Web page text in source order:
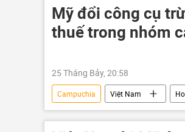
Philippines
Bộ Ngoại giao Việt Nam
Mỹ đổi công cụ
thuế trong nhóm
25 Tháng Bảy, 20:58
Campuchia Việt Nam
Marco Rubio
ASEAN